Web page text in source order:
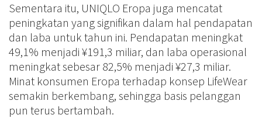
Sementara itu, UNIQLO Eropa juga mencatat
peningkatan yang signifikan dalam hal pendapatan
dan laba untuk tahun ini. Pendapatan meningkat
49,1% menjadi ¥191,3 miliar, dan laba operasional
meningkat sebesar 82,5% menjadi ¥27,3 miliar.
Minat konsumen Eropa terhadap konsep LifeWear
semakin berkembang, sehingga basis pelanggan
pun terus bertambah.